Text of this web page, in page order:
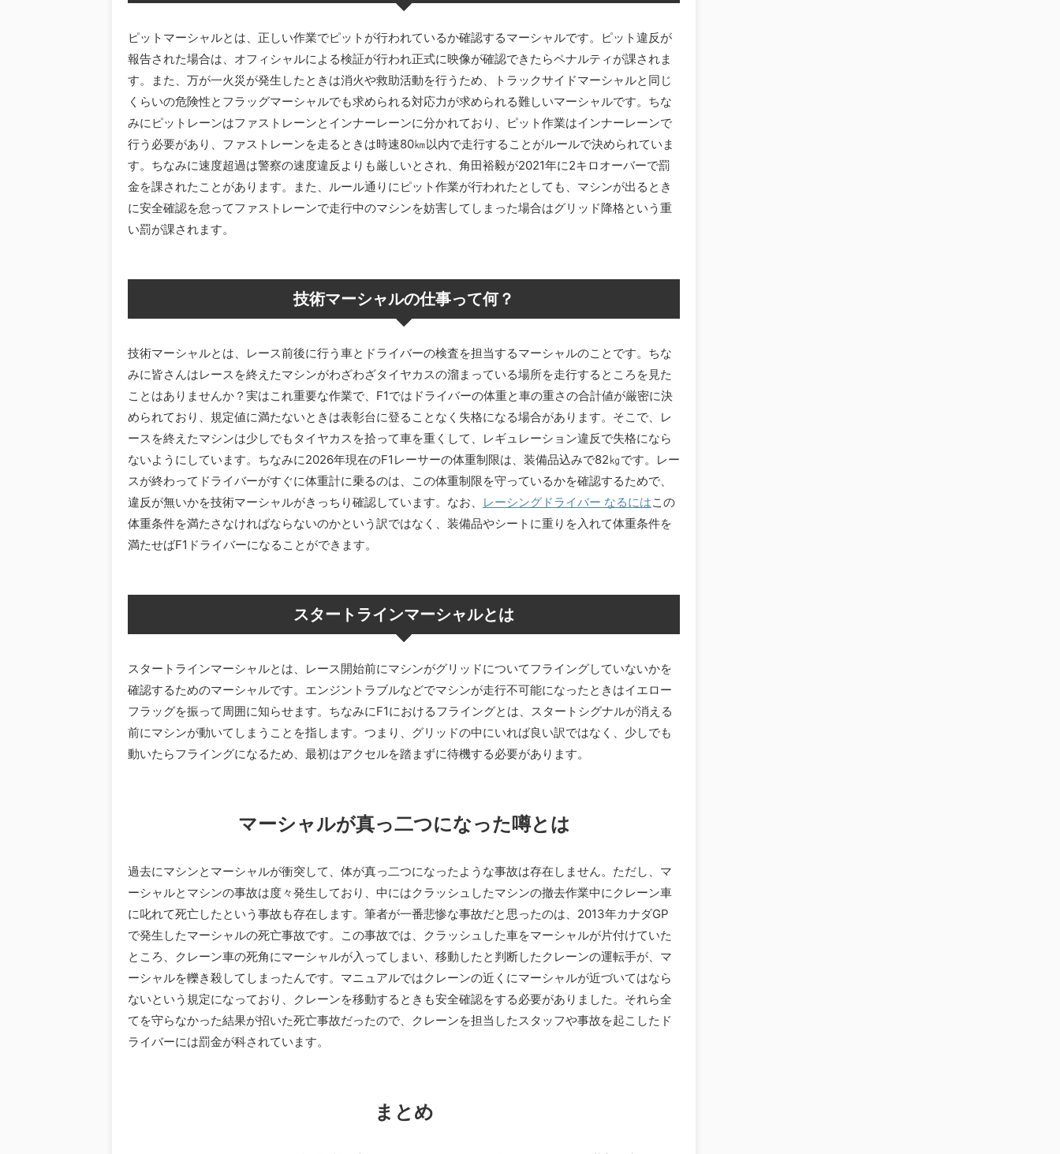
ピットマーシャルとは、正しい作業でピットが行われているか確認するマーシャルです。ピット違反が
報告された場合は、オフィシャルによる検証が行われ正式に映像が確認できたらペナルティが課されま
す。また、万が一火災が発生したときは消火や救助活動を行うため、トラックサイドマーシャルと同じ
くらいの危険性とフラッグマーシャルでも求められる対応力が求められる難しいマーシャルです。ちな
みにピットレーンはファストレーンとインナーレーンに分かれており、ピット作業はインナーレーンで
行う必要があり、ファストレーンを走るときは時速80㎞以内で走行することがルールで決められていま
す。ちなみに速度超過は警察の速度違反よりも厳しいとされ、角田裕毅が2021年に2キロオーバーで罰
金を課されたことがあります。また、ルール通りにピット作業が行われたとしても、マシンが出るとき
に安全確認を怠ってファストレーンで走行中のマシンを妨害してしまった場合はグリッド降格という重
い罰が課されます。
技術マーシャルの仕事って何？
技術マーシャルとは、レース前後に行う車とドライバーの検査を担当するマーシャルのことです。ちな
みに皆さんはレースを終えたマシンがわざわざタイヤカスの溜まっている場所を走行するところを見た
ことはありませんか？実はこれ重要な作業で、F1ではドライバーの体重と車の重さの合計値が厳密に決
められており、規定値に満たないときは表彰台に登ることなく失格になる場合があります。そこで、レ
ースを終えたマシンは少しでもタイヤカスを拾って車を重くして、レギュレーション違反で失格になら
ないようにしています。ちなみに2026年現在のF1レーサーの体重制限は、装備品込みで82㎏です。レー
スが終わってドライバーがすぐに体重計に乗るのは、この体重制限を守っているかを確認するためで、
違反が無いかを技術マーシャルがきっちり確認しています。なお、
レーシングドライバー なるにはこの
体重条件を満たさなければならないのかという訳ではなく、装備品やシートに重りを入れて体重条件を
満たせばF1ドライバーになることができます。
スタートラインマーシャルとは
スタートラインマーシャルとは、レース開始前にマシンがグリッドについてフライングしていないかを
確認するためのマーシャルです。エンジントラブルなどでマシンが走行不可能になったときはイエロー
フラッグを振って周囲に知らせます。ちなみにF1におけるフライングとは、スタートシグナルが消える
前にマシンが動いてしまうことを指します。つまり、グリッドの中にいれば良い訳ではなく、少しでも
動いたらフライングになるため、最初はアクセルを踏まずに待機する必要があります。
マーシャルが真っ二つになった噂とは
過去にマシンとマーシャルが衝突して、体が真っ二つになったような事故は存在しません。ただし、マ
ーシャルとマシンの事故は度々発生しており、中にはクラッシュしたマシンの撤去作業中にクレーン車
に叱れて死亡したという事故も存在します。筆者が一番悲惨な事故だと思ったのは、2013年カナダGP
で発生したマーシャルの死亡事故です。この事故では、クラッシュした車をマーシャルが片付けていた
ところ、クレーン車の死角にマーシャルが入ってしまい、移動したと判断したクレーンの運転手が、マ
ーシャルを轢き殺してしまったんです。マニュアルではクレーンの近くにマーシャルが近づいてはなら
ないという規定になっており、クレーンを移動するときも安全確認をする必要がありました。それら全
てを守らなかった結果が招いた死亡事故だったので、クレーンを担当したスタッフや事故を起こしたド
ライバーには罰金が科されています。
まとめ